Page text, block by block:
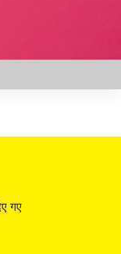
गए